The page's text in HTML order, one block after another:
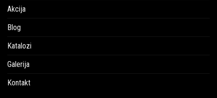
Akcija
Blog
Katalozi
Galerija
Kontakt